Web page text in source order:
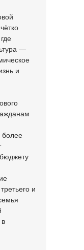
—
и
более
и
в